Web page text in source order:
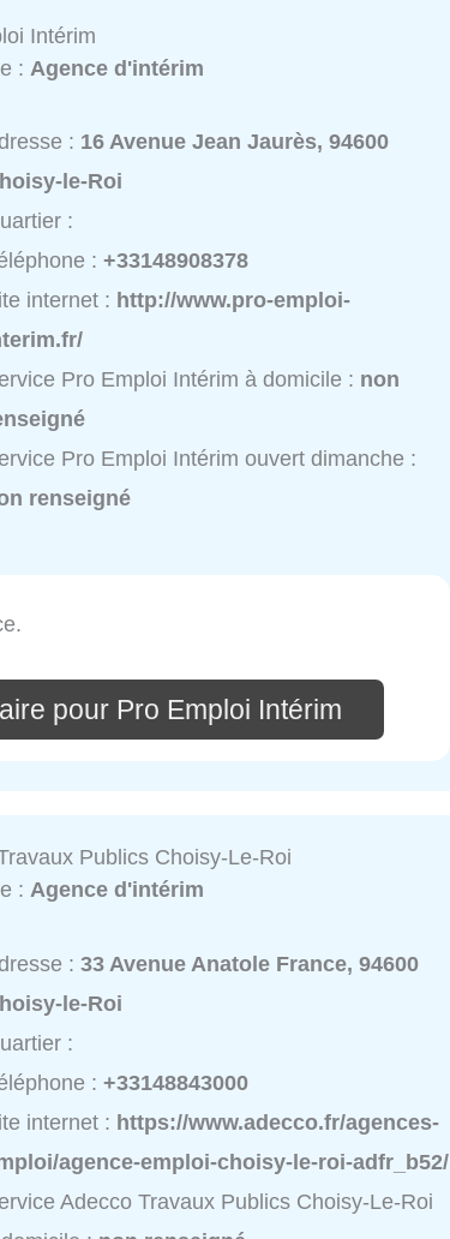
Intérim
: Agence d'intérim
: 16 Avenue Jean Jaurès, 94600
le-Roi
:
:+33148908378
internet : http://www.pro-emploi-
Pro Emploi Intérim à domicile : non
Pro Emploi Intérim ouvert dimanche :
renseigné
pour Pro Emploi Intérim
Publics Choisy-Le-Roi
: Agence d'intérim
:33 Avenue Anatole France, 94600
le-Roi
:
:+33148843000
internet : https://www.adecco.fr/agences-
agence-emploi-choisy-le-roi-adfr_b52/
Adecco Travaux Publics Choisy-Le-Roi